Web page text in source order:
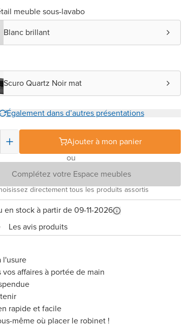
meuble sous-lavabo
Blanc brillant
Scuro Quartz Noir mat
Également dans d’autres présentations
Ajouter à mon panier
ou
Complétez votre Espace meubles
directement tous les produits assortis
en stock à partir de 09-11-2026
Les avis produits
l'usure
affaires à portée de main
rapide et facile
même où placer le robinet !